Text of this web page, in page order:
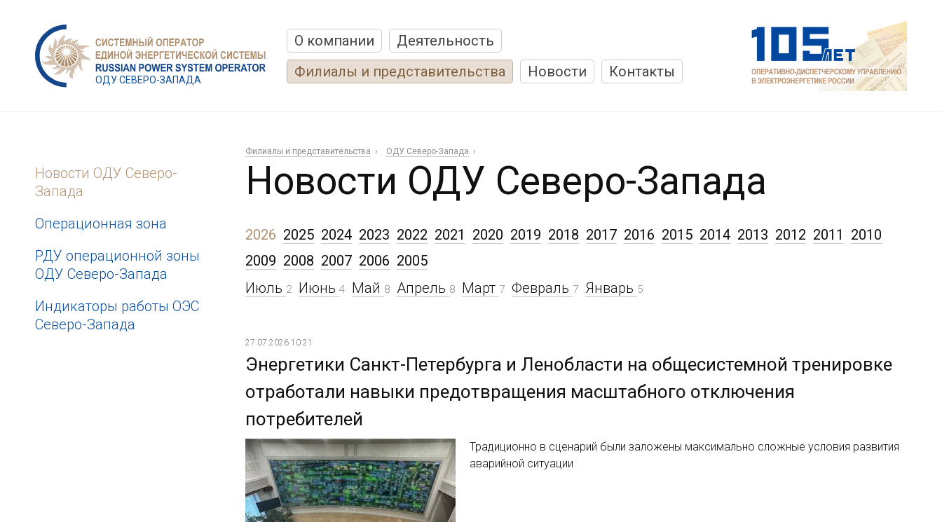
ОДУ СЕВЕРО-ЗАПАДА
О компании
Деятельность
Филиалы и представительства
Новости Контакты
Новости ОДУ Северо-
Запада
Операционная зона
РДУ операционной зоны
ОДУ Северо-Запада
Индикаторы работы ОЭС
Северо-Запада
Филиалы и представительства ОДУ Северо-Запада
Новости ОДУ Северо-Запада
2026
Июль 2 Июнь 4 Май 8 Апрель 8 Март 7 Февраль 7 Январь 5
2025 2024 2023 2022 2021 2020 2019 2018 2017 2016 2015 2014 2013 2012 2011
2010
2009 2008 2007 2006 2005
27.07.2026 10:21
Энергетики Санкт-Петербурга и Ленобласти на общесистемной тренировке
отработали навыки предотвращения масштабного отключения
потребителей
Традиционно в сценарий были заложены максимально сложные условия развития
аварийной ситуации